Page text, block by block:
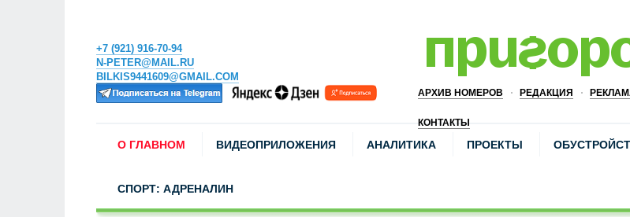
+7 (921) 916-70-94
N-PETER@MAIL.RU
BILKIS9441609@GMAIL.COM
АРХИВ НОМЕРОВ РЕДАКЦИЯ
КОНТАКТЫ
О ГЛАВНОМ ВИДЕОПРИЛОЖЕНИЯ АНАЛИТИКА ПРОЕКТЫ
СПОРТ: АДРЕНАЛИН